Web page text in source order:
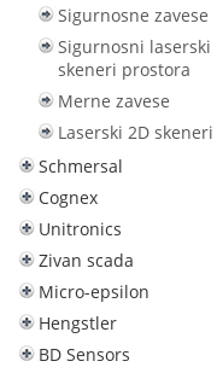
Sigurnosne zavese
Sigurnosni laserski
skeneri prostora
Merne zavese
Laserski 2D skeneri
Schmersal
Cognex
Unitronics
Zivan scada
Micro-epsilon
Hengstler
BD Sensors